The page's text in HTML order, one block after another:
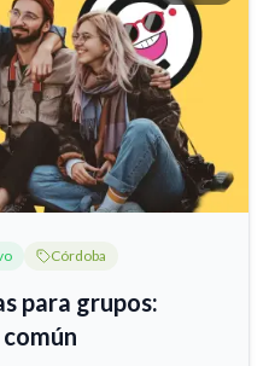
Córdoba
para grupos: